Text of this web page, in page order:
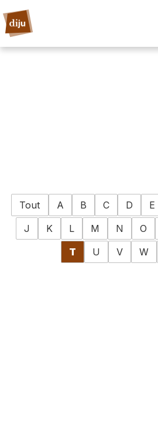
Tout A B C D E
J
K L M N O
T
U V W